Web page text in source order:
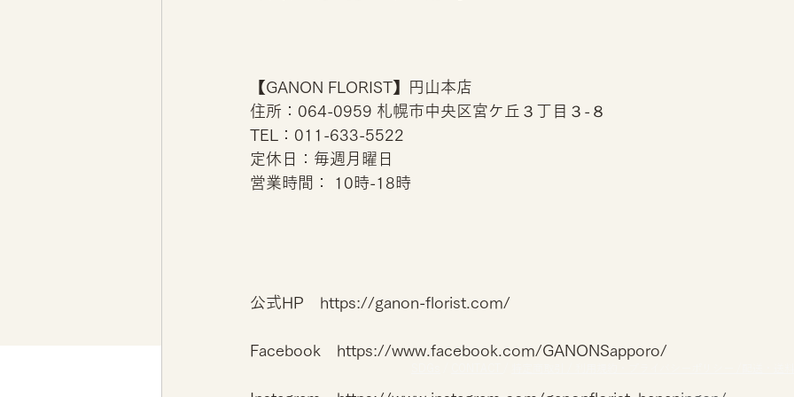
【GANON FLORIST】円山本店
住所：064-0959 札幌市中央区宮ケ丘３丁目３-８
TEL：011-633-5522
定休日：毎週月曜日
営業時間： 10時-18時
公式HP　https://ganon-florist.com/
Facebook　https://www.facebook.com/GANONSapporo/